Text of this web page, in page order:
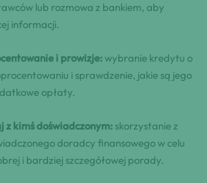
lub rozmowa z bankiem, aby
informacji.
i prowizje:wybranie kredytu o
i sprawdzenie, jakie są jego
opłaty.
z kimś doświadczonym: skorzystanie z
doradcy finansowego w celu
i bardziej szczegółowej porady.